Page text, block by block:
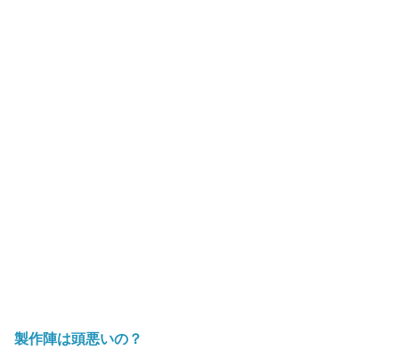
製作陣は頭悪いの？